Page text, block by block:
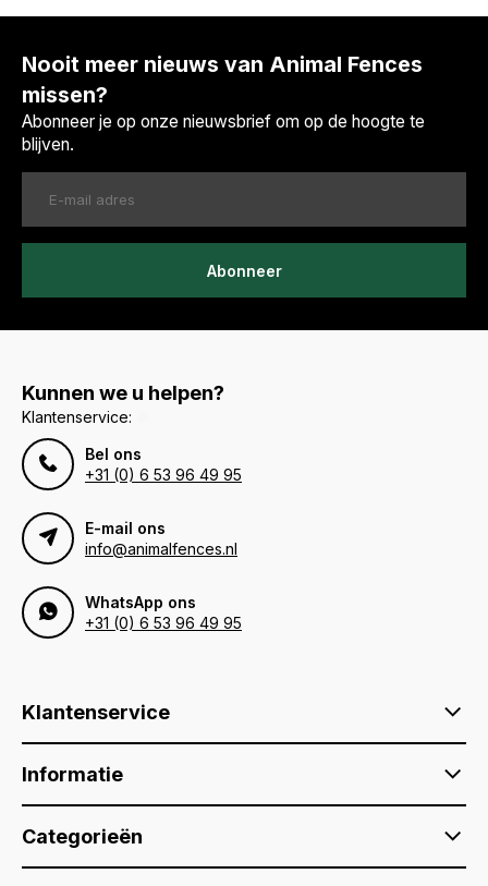
Nooit meer nieuws van Animal Fences
missen?
Abonneer je op onze nieuwsbrief om op de hoogte te
blijven.
Abonneer
Kunnen we u helpen?
Klantenservice:
Bel ons
+31 (0) 6 53 96 49 95
E-mail ons
info@animalfences.nl
WhatsApp ons
+31 (0) 6 53 96 49 95
Klantenservice
Informatie
Categorieën